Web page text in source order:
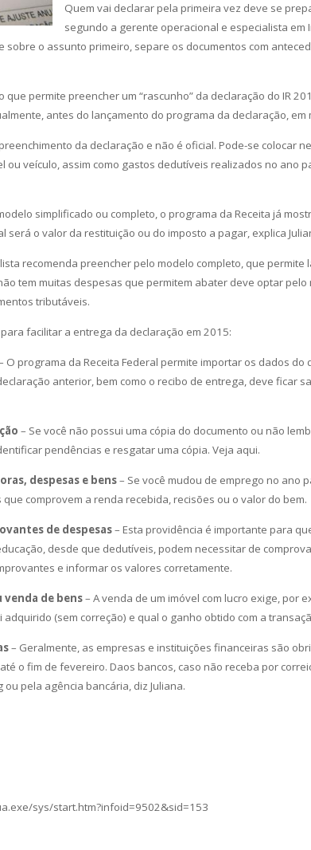
Quem vai declarar pela primeira vez deve se
segundo a gerente operacional e especialista em
sobre o assunto primeiro, separe os documentos com
que permite preencher um “rascunho” da declaração do IR
antes do lançamento do programa da declaração, em
da declaração e não é oficial. Pode-se colocar
ou veículo, assim como gastos dedutíveis realizados no ano
simplificado ou completo, o programa da Receita já
será o valor da restituição ou do imposto a pagar, explica
recomenda preencher pelo modelo completo, que permite
tem muitas despesas que permitem abater deve optar
tributáveis.
facilitar a entrega da declaração em 2015:
O programa da Receita Federal permite importar os dados do
anterior, bem como o recibo de entrega, deve ficar
– Se você não possui uma cópia do documento ou não
pendências e resgatar uma cópia. Veja aqui.
despesas e bens– Se você mudou de emprego no ano
comprovem a renda recebida, recisões ou o valor do bem.
de despesas– Esta providência é importante para
desde que dedutíveis, podem necessitar de
e informar os valores corretamente.
de bens– A venda de um imóvel com lucro exige, por
(sem correção) e qual o ganho obtido com a
– Geralmente, as empresas e instituições financeiras são
o fim de fevereiro. Daos bancos, caso não receba por
pela agência bancária, diz Juliana.
sys/start.htm?infoid=9502&sid=153